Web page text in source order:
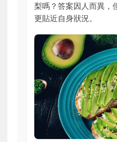
梨嗎？答案因人而異，
更貼近自身狀況。